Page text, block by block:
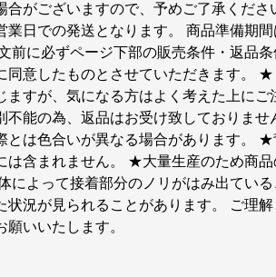
合がございますので、予めご了承くだ
業日での発送となります。 商品準備期
前に必ずページ下部の販売条件・返品
同意したものとさせていただきます。
ますが、気になる方はよく考えた上に
不能の為、返品はお受け致しておりませ
は色合いが異なる場合があります。 ★
は含まれません。 ★大量生産のため商
によって接着部分のノリがはみ出てい
状況が見られることがあります。 ご理
いいたします。